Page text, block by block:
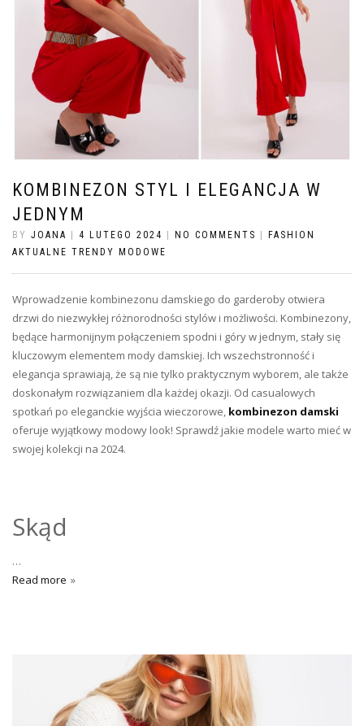
KOMBINEZON STYL I ELEGANCJA W
JEDNYM
BY JOANA | 4 LUTEGO 2024 | NO COMMENTS | FASHION
AKTUALNE TRENDY MODOWE
Wprowadzenie kombinezonu damskiego do garderoby otwiera
drzwi do niezwykłej różnorodności stylów i możliwości. Kombinezony,
będące harmonijnym połączeniem spodni i góry w jednym, stały się
kluczowym elementem mody damskiej. Ich wszechstronność i
elegancja sprawiają, że są nie tylko praktycznym wyborem, ale także
doskonałym rozwiązaniem dla każdej okazji. Od casualowych
spotkań po eleganckie wyjścia wieczorowe, kombinezon damski
oferuje wyjątkowy modowy look! Sprawdź jakie modele warto mieć w
swojej kolekcji na 2024.
Skąd
…
Read more